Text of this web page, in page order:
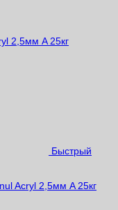
Быстрый